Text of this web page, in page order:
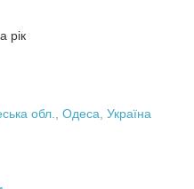
рік
обл., Одеса, Україна